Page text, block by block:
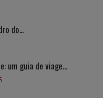
do...
um guia de viage...